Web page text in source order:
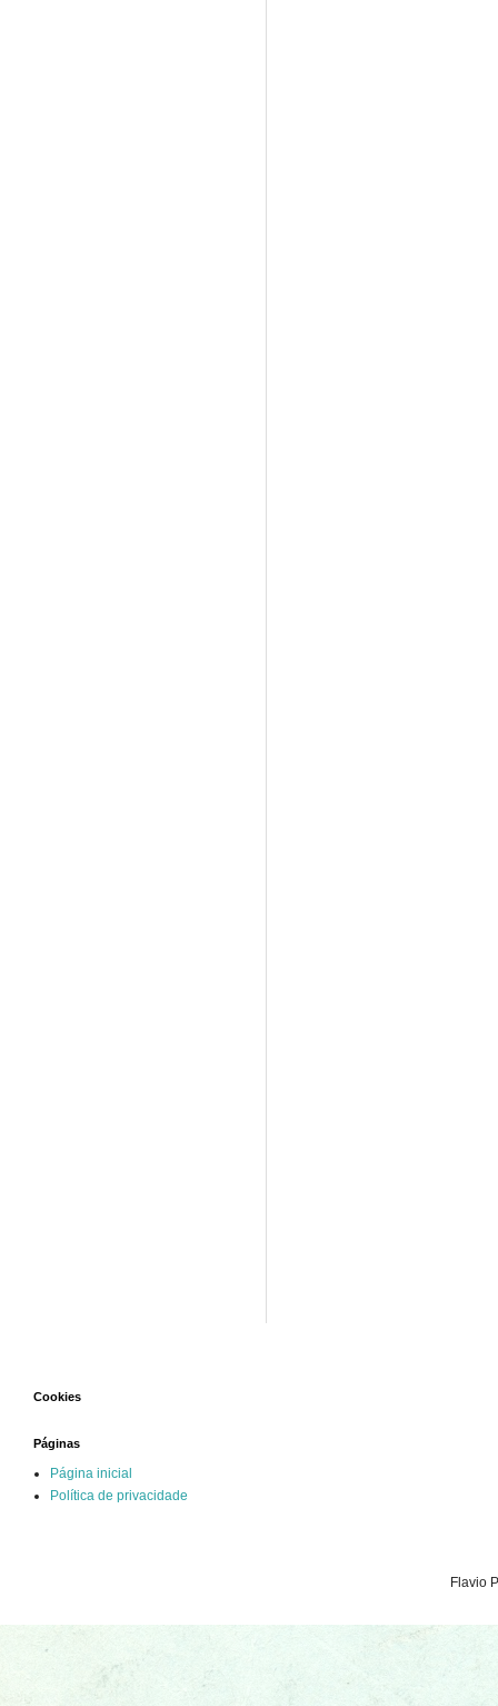
Cookies
Páginas
Página inicial
Política de privacidade
Flavio